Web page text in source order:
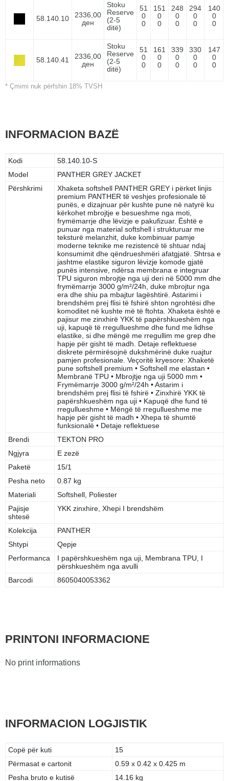
58.140.10
2336,00
ден
Stoku
Reserve
(2-5
ditë)
51
0
0
151
0
0
248
0
0
294
0
0
140
0
0
58.140.41
2336,00
ден
Stoku
Reserve
(2-5
ditë)
51
0
0
161
0
0
339
0
0
330
0
0
147
0
0
* Çmimi nuk përfshin 18% TVSH
INFORMACION BAZË
Kodi
58.140.10-S
Model
PANTHER GREY JACKET
Përshkrimi
Xhaketa softshell PANTHER GREY i përket linjis
premium PANTHER të veshjes profesionale të
punës, e dizajnuar për kushte pune në natyrë ku
kërkohet mbrojtje e besueshme nga moti,
frymëmarrje dhe lëvizje e pakufizuar. Është e
punuar nga material softshell i strukturuar me
teksturë melanzhit, duke kombinuar pamje
moderne teknike me rezistencë të shtuar ndaj
konsumimit dhe qëndrueshmëri afatgjatë. Shtrsa e
jashtme elastike siguron lëvizje komode gjatë
punës intensive, ndërsa membrana e integruar
TPU siguron mbrojtje nga uji deri në 5000 mm dhe
frymëmarrje 3000 g/m²/24h, duke mbrojtur nga
era dhe shiu pa mbajtur lagështirë. Astarimi i
brendshëm prej flisi të fshirë shton ngrohtësi dhe
komoditet në kushte më të ftohta. Xhaketa është e
pajisur me zinxhirë YKK të papërshkueshëm nga
uji, kapuqë të rregullueshme dhe fund me lidhse
elastike, si dhe mëngë me rregullim me grep dhe
hapje për gisht të madh. Detaje reflektuese
diskrete përmirësojnë dukshmërinë duke ruajtur
pamjen profesionale. Veçoritë kryesore: Xhaketë
pune softshell premium • Softshell me elastan •
Membranë TPU • Mbrojtje nga uji 5000 mm •
Frymëmarrje 3000 g/m²/24h • Astarim i
brendshëm prej flisi të fshirë • Zinxhirë YKK të
papërshkueshëm nga uji • Kapuqë dhe fund të
rregullueshme • Mëngë të rregullueshme me
hapje për gisht të madh • Xhepa të shumtë
funksionalë • Detaje reflektuese
Brendi
TEKTON PRO
Ngjyra
E zezë
Paketë
15/1
Pesha neto
0.87 kg
Materiali
Softshell, Poliester
Pajisje
shtesë
YKK zinxhire, Xhepi I brendshëm
Kolekcija
PANTHER
Shtypi
Qepje
Performanca
I papërshkueshëm nga uji, Membrana TPU, I
përshkueshëm nga avulli
Barcodi
8605040053362
PRINTONI INFORMACIONE
No print informations
INFORMACION LOGJISTIK
Copë për kuti
15
Përmasat e cartonit
0.59 x 0.42 x 0.425 m
Pesha bruto e kutisë
14.16 kg